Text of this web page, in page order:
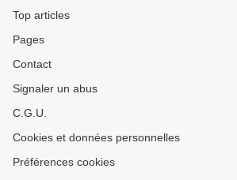
Top articles
Pages
Contact
Signaler un abus
C.G.U.
Cookies et données personnelles
Préférences cookies